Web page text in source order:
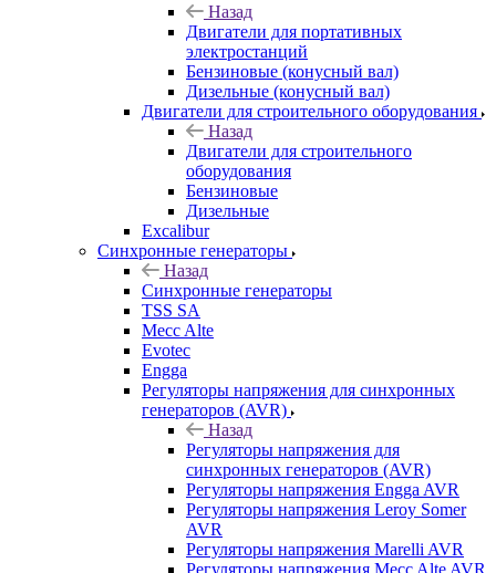
Назад
Двигатели для портативных
электростанций
Бензиновые (конусный вал)
Дизельные (конусный вал)
Двигатели для строительного оборудования
Назад
Двигатели для строительного
оборудования
Бензиновые
Дизельные
Excalibur
Синхронные генераторы
Назад
Синхронные генераторы
TSS SA
Mecc Alte
Evotec
Engga
Регуляторы напряжения для синхронных
генераторов (AVR)
Назад
Регуляторы напряжения для
синхронных генераторов (AVR)
Регуляторы напряжения Engga AVR
Регуляторы напряжения Leroy Somer
AVR
Регуляторы напряжения Marelli AVR
Регуляторы напряжения Mecc Alte AVR